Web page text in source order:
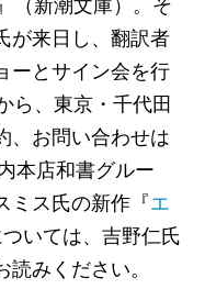
グメッセージ
た』（新潮新書）
てすごかった
ント6〔上・下〕』
（新潮文庫）。そ
が来日し、翻訳者
ーとサイン会を行
ら、東京・千代田
、お問い合わせは
本店和書グルー
ミス氏の新作『エ
いては、吉野仁氏
みください。